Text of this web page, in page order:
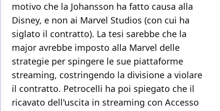
motivo che la Johansson ha fatto causa alla
Disney, e non ai Marvel Studios (con cui ha
siglato il contratto). La tesi sarebbe che la
major avrebbe imposto alla Marvel delle
strategie per spingere le sue piattaforme
streaming, costringendo la divisione a violare
il contratto. Petrocelli ha poi spiegato che il
ricavato dell'uscita in streaming con Accesso